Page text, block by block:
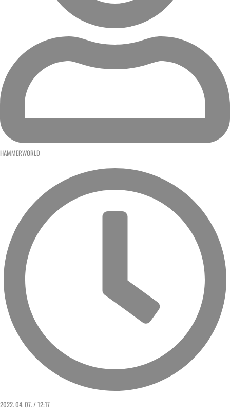
HAMMERWORLD
2022. 04. 07. / 12:17